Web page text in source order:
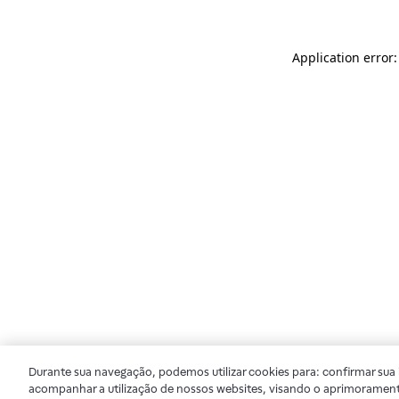
Application
Durante sua navegação, podemos utilizar cookies para: confirmar
acompanhar a utilização de nossos websites, visando o